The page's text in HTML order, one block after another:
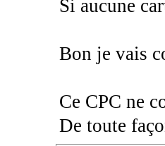
Si aucune
Bon je vais
Ce CPC ne
De toute